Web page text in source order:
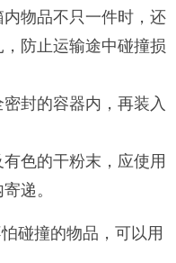
物品不只一件时，还
防止运输途中碰撞损
封的容器内，再装入
色的干粉末，应使用
递。
碰撞的物品，可以用